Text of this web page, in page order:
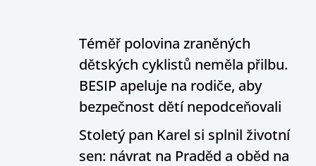
Téměř polovina zraněných
dětských cyklistů neměla přilbu.
BESIP apeluje na rodiče, aby
bezpečnost dětí nepodceňovali
Stoletý pan Karel si splnil životní
sen: návrat na Praděd a oběd na